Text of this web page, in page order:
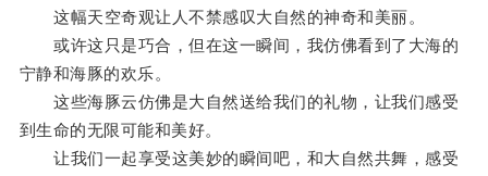
这幅天空奇观让人不禁感叹大自然的神奇和美丽。
或许这只是巧合，但在这一瞬间，我仿佛看到了大海的
宁静和海豚的欢乐。
这些海豚云仿佛是大自然送给我们的礼物，让我们感受
到生命的无限可能和美好。
让我们一起享受这美妙的瞬间吧，和大自然共舞，感受